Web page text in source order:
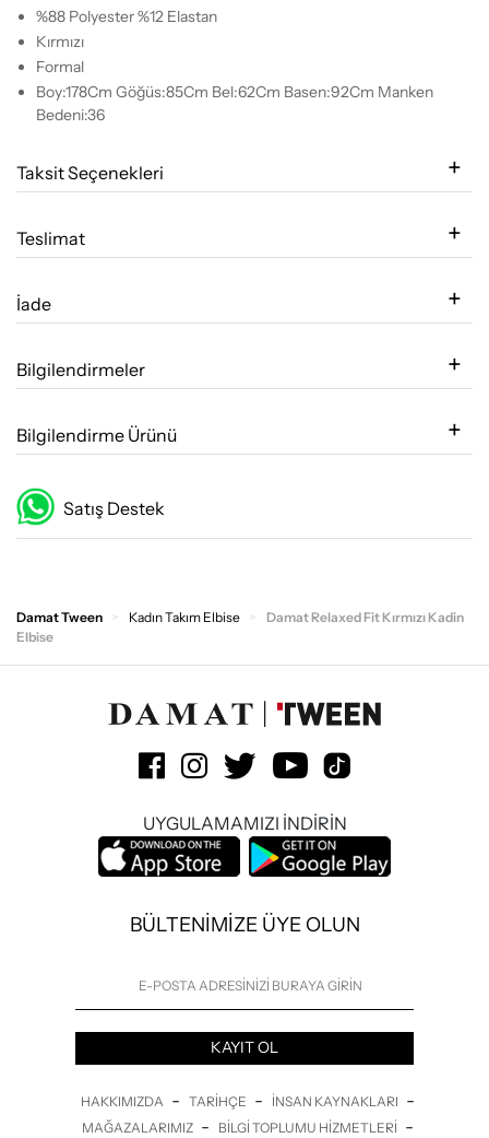
%88 Polyester %12 Elastan
Kırmızı
Formal
Boy:178Cm Göğüs:85Cm Bel:62Cm Basen:92Cm Manken
Bedeni:36
Taksit Seçenekleri
Teslimat
İade
Bilgilendirmeler
Bilgilendirme Ürünü
Satış Destek
Damat Tween Kadın Takım Elbise
Damat Relaxed Fit Kırmızı Kadin
Elbise
UYGULAMAMIZI İNDİRİN
BÜLTENİMİZE ÜYE OLUN
KAYIT OL
HAKKIMIZDA - TARIHÇE - İNSAN KAYNAKLARI -
MAĞAZALARIMIZ - BILGI TOPLUMU HIZMETLERI -